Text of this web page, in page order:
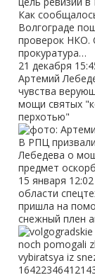
Как
Волгограде
проверок НКО.
прокуратура…
21 декабря
Артемий
чувства
мощи святых
перхотью"
В РПЦ
Лебедева о
предмет
15 января 12:02
области
пришла на
снежный плен